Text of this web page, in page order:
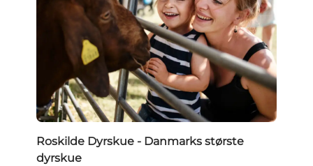
Roskilde Dyrskue - Danmarks største
dyrskue